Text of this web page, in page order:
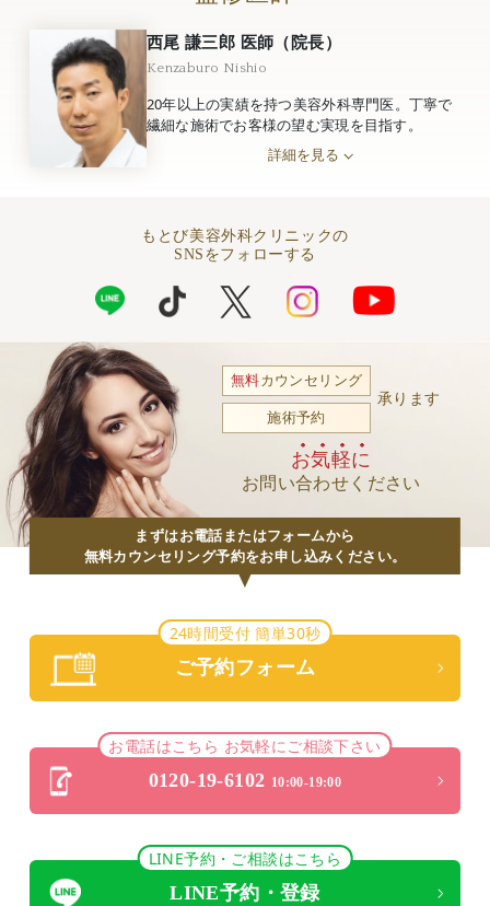
西尾 謙三郎 医師（院長）
Kenzaburo Nishio
20年以上の実績を持つ美容外科専門医。丁寧で
繊細な施術でお客様の望む実現を目指す。
詳細を見る
もとび美容外科クリニックの
SNSをフォローする
無料カウンセリング
施術予約
承ります
お気軽に
お問い合わせください
まずはお電話またはフォームから
無料カウンセリング予約をお申し込みください。
24時間受付 簡単30秒
ご予約フォーム
お電話はこちら お気軽にご相談下さい
0120-19-6102 10:00-19:00
LINE予約・ご相談はこちら
LINE予約・登録